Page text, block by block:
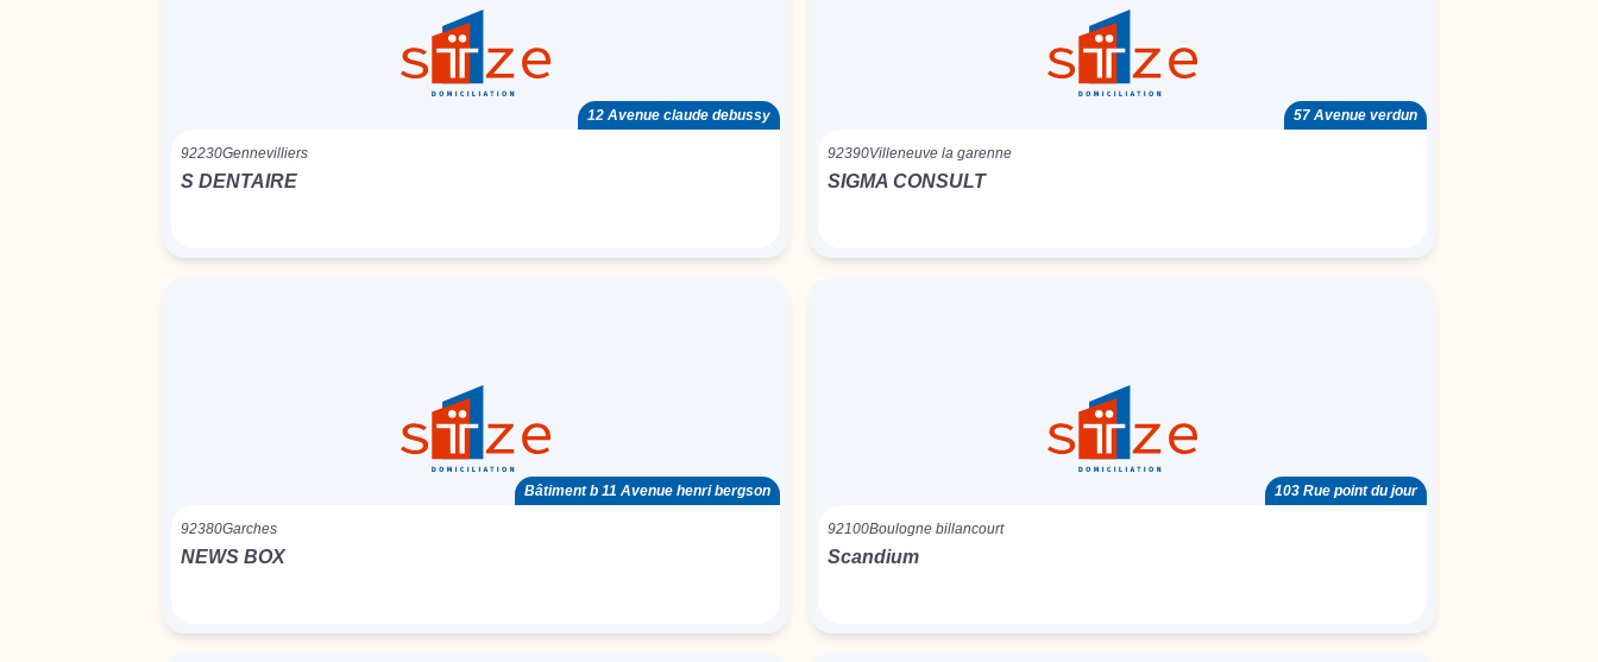
12 Avenue claude debussy
92230Gennevilliers
S DENTAIRE
57 Avenue verdun
92390Villeneuve la garenne
SIGMA CONSULT
Bâtiment b 11 Avenue henri bergson
92380Garches
NEWS BOX
103 Rue point du jour
92100Boulogne billancourt
Scandium